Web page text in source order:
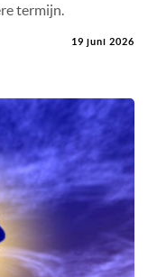
termijn.
19 juni 2026